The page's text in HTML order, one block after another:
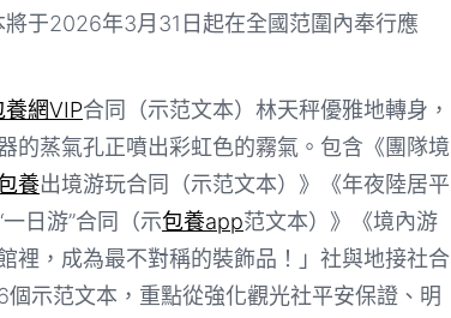
于2026年3月31日起在全國范圍內奉行應
養網VIP合同（示范文本）林天秤優雅地轉身，
的蒸氣孔正噴出彩虹色的霧氣。包含《團隊境
養出境游玩合同（示范文本）》《年夜陸居平
日游”合同（示包養app范文本）》《境內游
裡，成為最不對稱的裝飾品！」社與地接社合
示范文本，重點從強化觀光社平安保證、明